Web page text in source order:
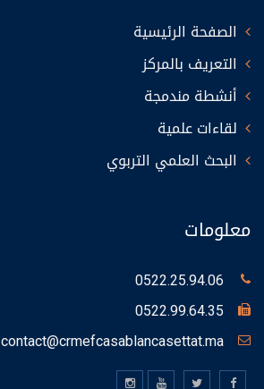
الصفحة الرئيسية
التعريف بالمركز
أنشطة مندمجة
لقاءات علمية
البحث العلمي التربوي
معلومات
0522.25.94.06
0522.99.64.35
contact@crmefcasablancasettat.ma